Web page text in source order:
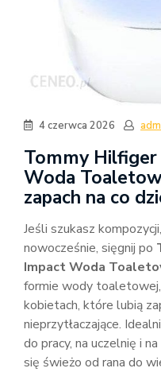
4 czerwca 2026
Tommy
Woda
zapach na co
Jeśli szukasz
nowocześnie, sięgnij po
Impact Woda
formie wody
kobietach, które lubią
nieprzytłaczające.
do pracy, na uczelnię i
się świeżo od rana do